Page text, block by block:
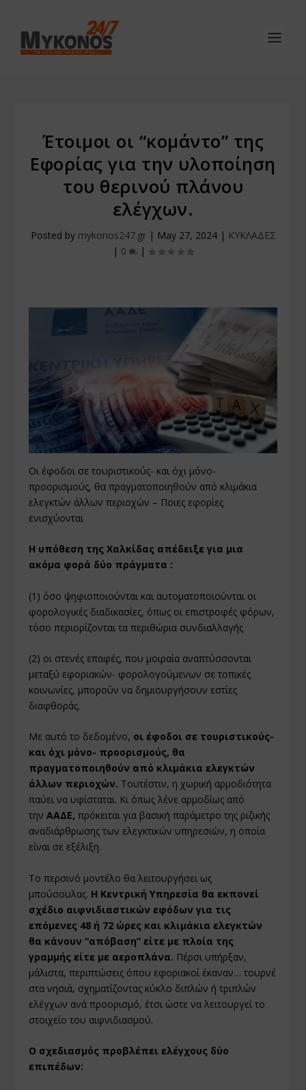
Έτοιμοι οι “κομάντο” της
Εφορίας για την υλοποίηση
του θερινού πλάνου
ελέγχων.
Posted by mykonos247.gr| May 27, 2024| ΚΥΚΛΑΔΕΣ
| 0 |
Οι έφοδοι σε τουριστικούς- και όχι μόνο-
προορισμούς, θα πραγματοποιηθούν από κλιμάκια
ελεγκτών άλλων περιοχών – Ποιες εφορίες
ενισχύονται
Η υπόθεση της Χαλκίδας απέδειξε για μια
ακόμα φορά δύο πράγματα :
(1) όσο ψηφιοποιούνται και αυτοματοποιούνται οι
φορολογικές διαδικασίες, όπως οι επιστροφές φόρων,
τόσο περιορίζονται τα περιθώρια συνδιαλλαγής
(2) οι στενές επαφές, που μοιραία αναπτύσσονται
μεταξύ εφοριακών- φορολογούμενων σε τοπικές
κοινωνίες, μπορούν να δημιουργήσουν εστίες
διαφθοράς.
Με αυτό το δεδομένο, οι έφοδοι σε τουριστικούς-
και όχι μόνο- προορισμούς, θα
πραγματοποιηθούν από κλιμάκια ελεγκτών
άλλων περιοχών. Τουτέστιν, η χωρική αρμοδιότητα
παύει να υφίσταται. Κι όπως λένε αρμοδίως από
τηνΑΑΔΕ, πρόκειται για βασική παράμετρο της ριζικής
αναδιάρθρωσης των ελεγκτικών υπηρεσιών, η οποία
είναι σε εξέλιξη.
Το περσινό μοντέλο θα λειτουργήσει ως
μπούσουλας. Η Κεντρική Υπηρεσία θα εκπονεί
σχέδιο αιφνιδιαστικών εφόδων για τις
επόμενες 48 ή 72 ώρες και κλιμάκια ελεγκτών
θα κάνουν “απόβαση” είτε με πλοία της
γραμμής είτε με αεροπλάνα. Πέρσι υπήρξαν,
μάλιστα, περιπτώσεις όπου εφοριακοί έκαναν… τουρνέ
στα νησιά, σχηματίζοντας κύκλο διπλών ή τριπλών
ελέγχων ανά προορισμό, έτσι ώστε να λειτουργεί το
στοιχείο του αιφνιδιασμού.
Ο σχεδιασμός προβλέπει ελέγχους δύο
επιπέδων: